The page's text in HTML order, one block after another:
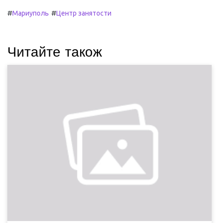
#Мариуполь #Центр занятости
Читайте також